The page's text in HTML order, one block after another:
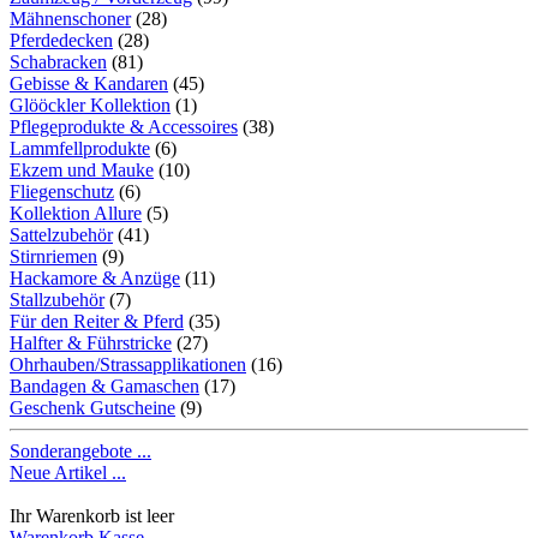
Mähnenschoner(28)
Pferdedecken (28)
Schabracken (81)
Gebisse & Kandaren (45)
Glööckler Kollektion (1)
Pflegeprodukte & Accessoires (38)
Lammfellprodukte (6)
Ekzem und Mauke (10)
Fliegenschutz (6)
Kollektion Allure (5)
Sattelzubehör(41)
Stirnriemen (9)
Hackamore & Anzüge (11)
Stallzubehör(7)
Für den Reiter & Pferd (35)
Halfter & Führstricke (27)
Ohrhauben/Strassapplikationen (16)
Bandagen & Gamaschen (17)
Geschenk Gutscheine (9)
Sonderangebote ...
Neue Artikel ...
Ihr Warenkorb ist leer